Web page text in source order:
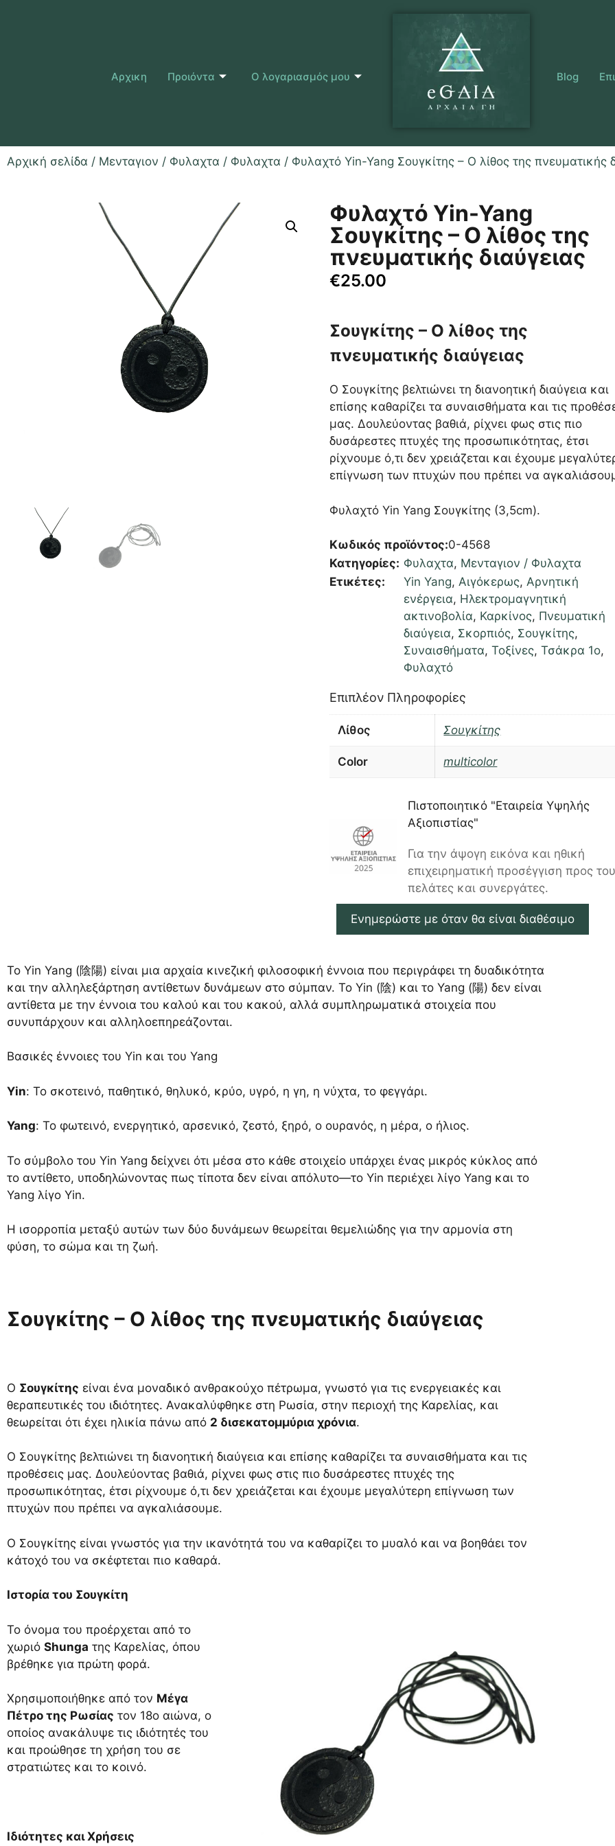
Αρχικη Προιόντα Ο λογαριασμός μου Blog
Αρχική σελίδα / Μενταγιον / Φυλαχτα / Φυλαχτα / Φυλαχτό Yin-Yang Σουγκίτης – Ο λίθος της πνευματικής
Φυλαχτό Yin-Yang
Σουγκίτης – Ο λίθος της
πνευματικής διαύγειας
€25.00
Σουγκίτης – Ο λίθος της
πνευματικής διαύγειας
Ο Σουγκίτης βελτιώνει τη διανοητική διαύγεια και
επίσης καθαρίζει τα συναισθήματα και τις
μας. Δουλεύοντας βαθιά, ρίχνει φως στις πιο
δυσάρεστες πτυχές της προσωπικότητας, έτσι
ρίχνουμε ό,τι δεν χρειάζεται και έχουμε
επίγνωση των πτυχών που πρέπει να
Φυλαχτό Yin Yang Σουγκίτης (3,5cm).
Κωδικός προϊόντος:0-4568
Κατηγορίες: Φυλαχτα, Μενταγιον / Φυλαχτα
Ετικέτες:
Yin Yang,Αιγόκερως,Αρνητική
ενέργεια, Ηλεκτρομαγνητική
ακτινοβολία, Καρκίνος, Πνευματική
διαύγεια, Σκορπιός, Σουγκίτης,
Συναισθήματα,Τοξίνες,Τσάκρα 1ο,
Φυλαχτό
Επιπλέον Πληροφορίες
Λίθος Σουγκίτης
Color multicolor
Πιστοποιητικό "Εταιρεία Υψηλής
Αξιοπιστίας"
Για την άψογη εικόνα και ηθική
επιχειρηματική προσέγγιση προς
πελάτες και συνεργάτες.
Ενημερώστε με όταν θα είναι διαθέσιμο
Το Yin Yang (陰陽) είναι μια αρχαία κινεζική φιλοσοφική έννοια που περιγράφει τη δυαδικότητα
και την αλληλεξάρτηση αντίθετων δυνάμεων στο σύμπαν. Το Yin (陰) και το Yang (陽) δεν είναι
αντίθετα με την έννοια του καλού και του κακού, αλλά συμπληρωματικά στοιχεία που
συνυπάρχουν και αλληλοεπηρεάζονται.
Βασικές έννοιες του Yin και του Yang
Yin: Το σκοτεινό, παθητικό, θηλυκό, κρύο, υγρό, η γη, η νύχτα, το φεγγάρι.
Yang: Το φωτεινό, ενεργητικό, αρσενικό, ζεστό, ξηρό, ο ουρανός, η μέρα, ο ήλιος.
Το σύμβολο του Yin Yang δείχνει ότι μέσα στο κάθε στοιχείο υπάρχει ένας μικρός κύκλος από
το αντίθετο, υποδηλώνοντας πως τίποτα δεν είναι απόλυτο—το Yin περιέχει λίγο Yang και το
Yang λίγο Yin.
Η ισορροπία μεταξύ αυτών των δύο δυνάμεων θεωρείται θεμελιώδης για την αρμονία στη
φύση, το σώμα και τη ζωή.
Σουγκίτης – Ο λίθος της πνευματικής διαύγειας
Ο Σουγκίτης είναι ένα μοναδικό ανθρακούχο πέτρωμα, γνωστό για τις ενεργειακές και
θεραπευτικές του ιδιότητες. Ανακαλύφθηκε στη Ρωσία, στην περιοχή της Καρελίας, και
θεωρείται ότι έχει ηλικία πάνω από 2 δισεκατομμύρια χρόνια.
Ο Σουγκίτης βελτιώνει τη διανοητική διαύγεια και επίσης καθαρίζει τα συναισθήματα και τις
προθέσεις μας. Δουλεύοντας βαθιά, ρίχνει φως στις πιο δυσάρεστες πτυχές της
προσωπικότητας, έτσι ρίχνουμε ό,τι δεν χρειάζεται και έχουμε μεγαλύτερη επίγνωση των
πτυχών που πρέπει να αγκαλιάσουμε.
Ο Σουγκίτης είναι γνωστός για την ικανότητά του να καθαρίζει το μυαλό και να βοηθάει τον
κάτοχό του να σκέφτεται πιο καθαρά.
Ιστορία του Σουγκίτη
Το όνομα του προέρχεται από το
χωριό Shunga της Καρελίας, όπου
βρέθηκε για πρώτη φορά.
Χρησιμοποιήθηκε από τον Μέγα
Πέτρο της Ρωσίας τον 18ο αιώνα, ο
οποίος ανακάλυψε τις ιδιότητές του
και προώθησε τη χρήση του σε
στρατιώτες και το κοινό.
Ιδιότητες και Χρήσεις